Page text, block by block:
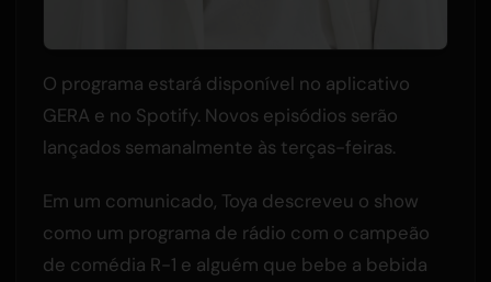
O programa estará disponível no aplicativo
GERA e no Spotify. Novos episódios serão
lançados semanalmente às terças-feiras.
Em um comunicado, Toya descreveu o show
como um programa de rádio com o campeão
de comédia R-1 e alguém que bebe a bebida